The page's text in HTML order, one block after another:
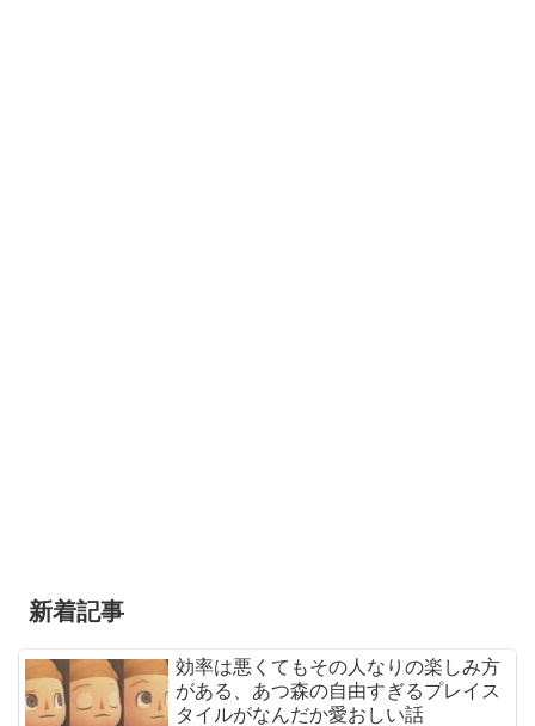
新着記事
効率は悪くてもその人なりの楽しみ方
がある、あつ森の自由すぎるプレイス
タイルがなんだか愛おしい話